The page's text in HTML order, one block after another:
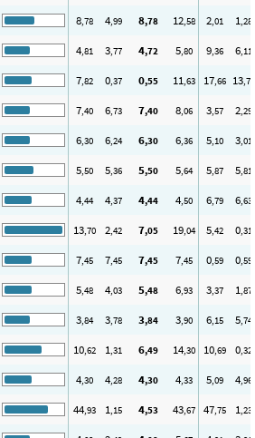
8,78 4,99 8,78 12,58 2,01 1,28
4,81 3,77 4,72 5,80 9,36 6,11
7,82 0,37 0,55 11,63 17,66 13,72
7,40 6,73 7,40 8,06 3,57 2,29
6,30 6,24 6,30 6,36 5,10 3,01
5,50 5,36 5,50 5,64 5,87 5,81
4,44 4,37 4,44 4,50 6,79 6,63
13,70 2,42 7,05 19,04 5,42 0,31
7,45 7,45 7,45 7,45 0,59 0,59
5,48 4,03 5,48 6,93 3,37 1,87
3,84 3,78 3,84 3,90 6,15 5,74
10,62 1,31 6,49 14,30 10,69 0,32
4,30 4,28 4,30 4,33 5,09 4,96
44,93 1,15 4,53 43,67 47,75 1,23